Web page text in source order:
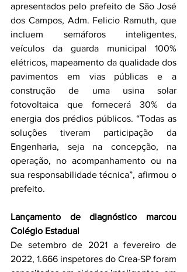
apresentados pelo prefeito de São José
dos Campos, Adm. Felicio Ramuth, que
incluem semáforos inteligentes,
veículos da guarda municipal 100%
elétricos, mapeamento da qualidade dos
pavimentos em vias públicas e a
construção de uma usina solar
fotovoltaica que fornecerá 30% da
energia dos prédios públicos. “Todas as
soluções tiveram participação da
Engenharia, seja na concepção, na
operação, no acompanhamento ou na
sua responsabilidade técnica”, afirmou o
prefeito.
Lançamento de diagnóstico marcou
Colégio Estadual
De setembro de 2021 a fevereiro de
2022, 1.666 inspetores do Crea-SP foram